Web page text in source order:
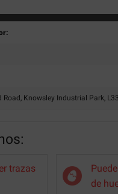
Knowsley Industrial Park,
trazas
de